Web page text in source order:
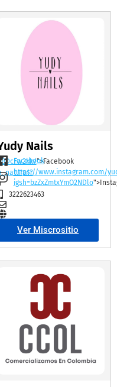
">Facebook
Nails
Facebook
https://www.instagram.com/
igsh=bzZxZmtxYmQ2NDlo
3222623463
Ver Miscrositio